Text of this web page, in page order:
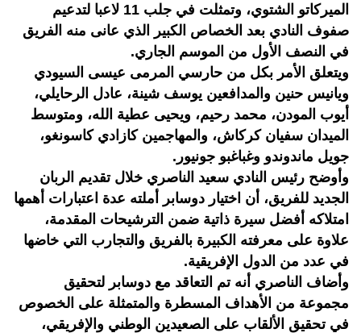
الميركاتو الشتوي، وتمثلت في جلب 11 لاعبا لتدعيم
صفوف النادي بعد الخصاص الكبير الذي عانى منه الفريق
في النصف الأول من الموسم الجاري.
ويتعلق الأمر بكل من حارسي المرمى عيسى السيودي
ويانيس حنين والمدافعين يوسف شينة، عادل الرحايلي،
أيوب المودن، محمد رحيم، ويحيى عطية الله، ومتوسط
الميدان سفيان كركاش، والمهاجمين كازادي كاسونغو،
جويل ماندوندو وغباغبو جونيور.
وأوضح رئيس النادي سعيد الناصري خلال تقديم الربان
الجديد للفريق، أن اختيار دوسابر أملته عدة اعتبارات أهمها
امتلاكه أفضل سيرة ذاتية ضمن الترشيحات المقدمة،
علاوة على معرفته الكبيرة بالفريق والتجارب التي خاضها
في عدد من الدول الإفريقية.
وأضاف الناصري أنه تم التعاقد مع دوسابر لتحقيق
مجموعة من الأهداف المسطرة والمتمثلة على الخصوص
في تحقيق الألقاب على الصعيدين الوطني والإفريقي،